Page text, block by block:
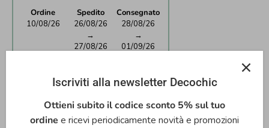
Ordine
10/08/26
Spedito
26/08/26
→
27/08/26
Consegnato
28/08/26
→
01/09/26
Chiudipacco Precedente/Successivo
Iscriviti alla newsletter Decochic
Ottieni subito il codice sconto 5% sul tuo
ordine e ricevi periodicamente novità e promozioni